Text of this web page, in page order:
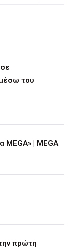
του
MEGA» | MEGA
πρώτη